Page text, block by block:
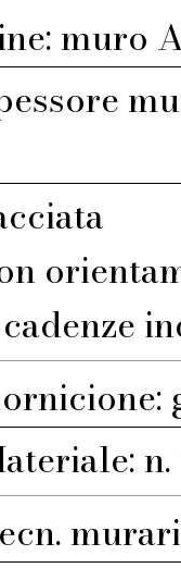
muro
n.